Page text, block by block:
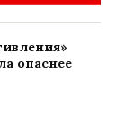
опаснее